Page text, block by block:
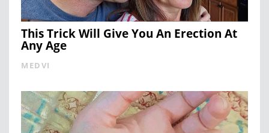
This Trick Will Give You An Erection At
Any Age
MEDVI